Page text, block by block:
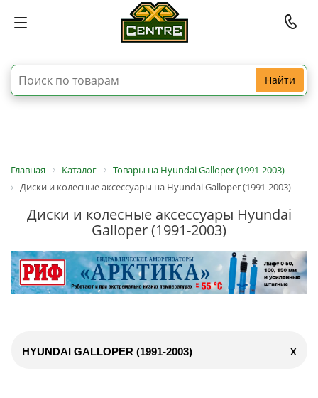
Найти
Главная Каталог
Товары на Hyundai Galloper (1991-2003)
Диски и колесные аксессуары на Hyundai Galloper (1991-2003)
Диски и колесные аксессуары Hyundai
Galloper (1991-2003)
HYUNDAI GALLOPER (1991-2003) X